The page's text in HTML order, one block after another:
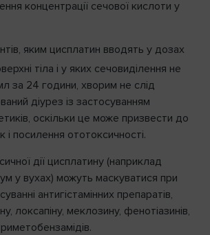
концентрації сечової кислоти у
яким цисплатин вводять у дозах
тіла і у яких сечовиділення не
за 24 години, хворим не слід
діурез із застосуванням
оскільки це може призвести до
посилення ототоксичності.
дії цисплатину (наприклад
у вухах) можуть маскуватися при
антигістамінних препаратів,
локсапіну, меклозину, фенотіазинів,